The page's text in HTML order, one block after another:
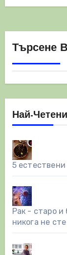
Търсене
Най-
5
Рак - старо и
никога не